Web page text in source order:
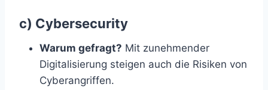
c) Cybersecurity
Warum gefragt? Mit zunehmender
Digitalisierung steigen auch die Risiken von
Cyberangriffen.